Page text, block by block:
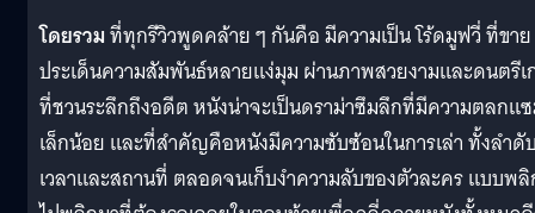
โดยรวมที่ทุกรีวิวพูดคล้าย ๆ กันคือ มีความเป็น โร้ดมูฟวี่ ที่ขาย
ประเด็นความสัมพันธ์หลายแง่มุม ผ่านภาพสวยงามและดนตรีเ
ที่ชวนระลึกถึงอดีต หนังน่าจะเป็นดราม่าซึมลึกที่มีความตลกแ
เล็กน้อย และที่สำคัญคือหนังมีความซับซ้อนในการเล่า ทั้งลำดั
เวลาและสถานที่ ตลอดจนเก็บงำความลับของตัวละคร แบบพ